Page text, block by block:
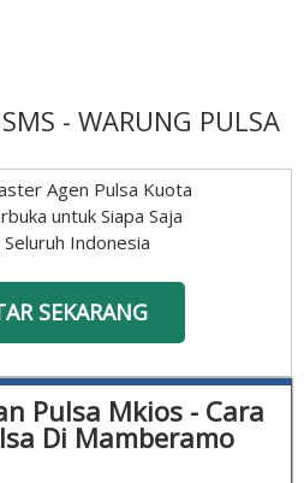
- WARUNG PULSA
Agen Pulsa Kuota
untuk Siapa Saja
Indonesia
SEKARANG
Pulsa Mkios - Cara
Di Mamberamo